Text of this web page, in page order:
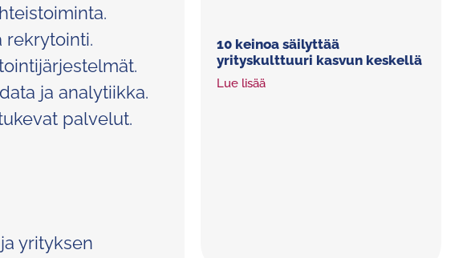
rekrytointi.
ja analytiikka.
palvelut.
yrityksen
10 keinoa säilyttää
yrityskulttuuri kasvun keskellä
Lue lisää